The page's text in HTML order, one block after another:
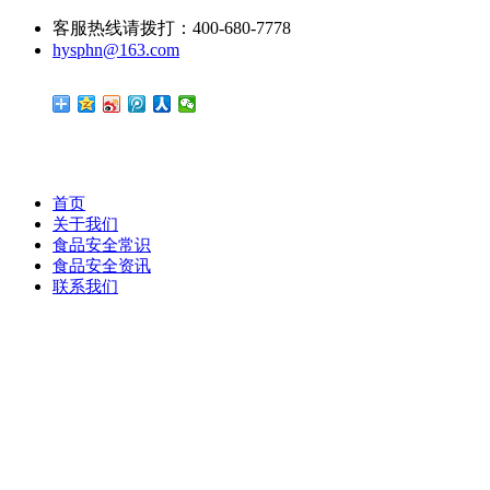
客服热线请拨打：400-680-7778
hysphn@163.com
首页
关于我们
食品安全常识
食品安全资讯
联系我们